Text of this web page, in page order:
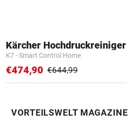
Kärcher Hochdruckreiniger
K7 - Smart Control Home
€474,90 €644,99
VORTEILSWELT MAGAZINE